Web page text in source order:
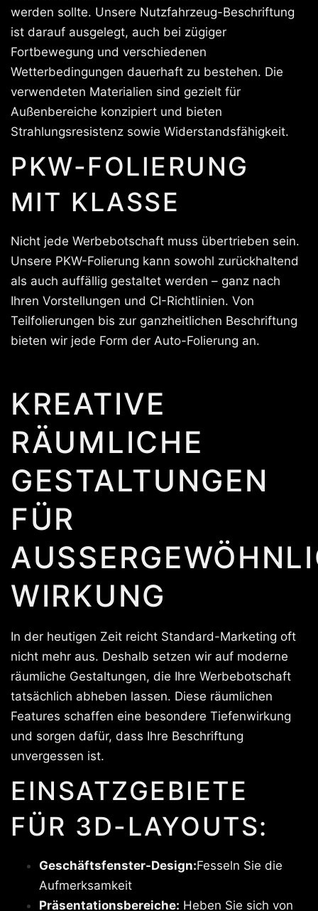
werden sollte. Unsere Nutzfahrzeug-Beschriftung
ist darauf ausgelegt, auch bei zügiger
Fortbewegung und verschiedenen
Wetterbedingungen dauerhaft zu bestehen. Die
verwendeten Materialien sind gezielt für
Außenbereiche konzipiert und bieten
Strahlungsresistenz sowie Widerstandsfähigkeit.
PKW-FOLIERUNG
MIT KLASSE
Nicht jede Werbebotschaft muss übertrieben sein.
Unsere PKW-Folierung kann sowohl zurückhaltend
als auch auffällig gestaltet werden – ganz nach
Ihren Vorstellungen und CI-Richtlinien. Von
Teilfolierungen bis zur ganzheitlichen Beschriftung
bieten wir jede Form der Auto-Folierung an.
KREATIVE
RÄUMLICHE
GESTALTUNGEN
FÜR
IRKUNG
In der heutigen Zeit reicht Standard-Marketing oft
nicht mehr aus. Deshalb setzen wir auf moderne
räumliche Gestaltungen, die Ihre Werbebotschaft
tatsächlich abheben lassen. Diese räumlichen
Features schaffen eine besondere Tiefenwirkung
und sorgen dafür, dass Ihre Beschriftung
unvergessen ist.
EINSATZGEBIETE
FÜR 3D-LAYOUTS:
Geschäftsfenster-Design:Fesseln Sie die
Aufmerksamkeit
Präsentationsbereiche: Heben Sie sich von